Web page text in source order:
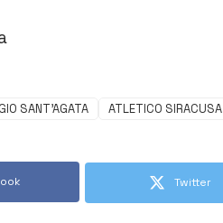
SANT’AGATA ATLETICO SIRACUSA
Twitter